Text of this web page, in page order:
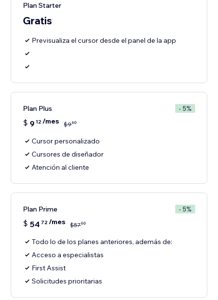
Plan Starter
Gratis
Previsualiza el cursor desde el panel de la app
Plan Plus - 5%
$ 9 12/mes $960
Cursor personalizado
Cursores de diseñador
Atención al cliente
Plan Prime - 5%
$ 54 72/mes $5760
Todo lo de los planes anteriores, además de:
Acceso a especialistas
First Assist
Solicitudes prioritarias